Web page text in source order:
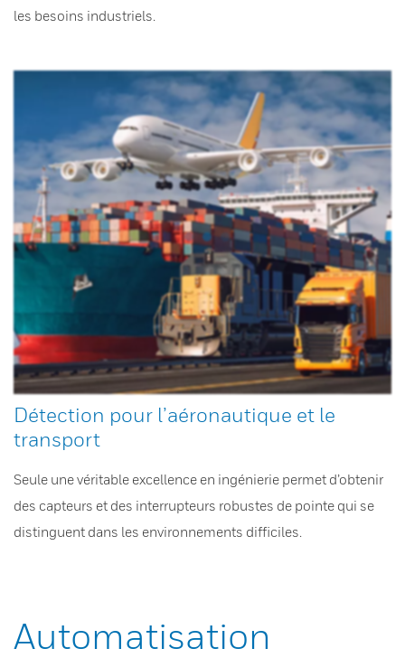
les besoins industriels.
Détection pour l’aéronautique et le
transport
Seule une véritable excellence en ingénierie permet d’obtenir
des capteurs et des interrupteurs robustes de pointe qui se
distinguent dans les environnements difficiles.
Automatisation